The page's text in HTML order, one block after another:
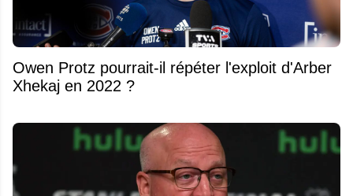
Owen Protz pourrait-il répéter l'exploit d'Arber
Xhekaj en 2022 ?